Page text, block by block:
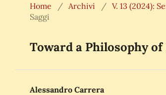
Home / Archivi / V. 13 (2024):
Saggi
Toward a Philosophy
Alessandro Carrera